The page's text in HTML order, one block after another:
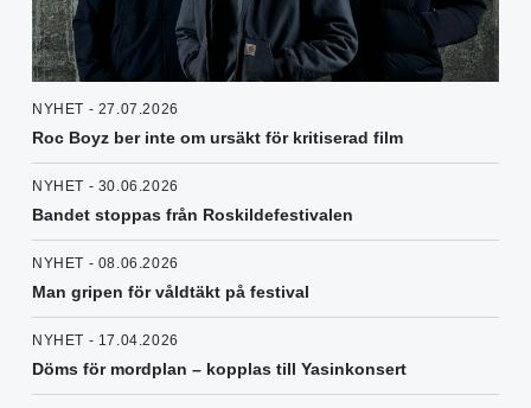
NYHET - 27.07.2026
Roc Boyz ber inte om ursäkt för kritiserad film
NYHET - 30.06.2026
Bandet stoppas från Roskildefestivalen
NYHET - 08.06.2026
Man gripen för våldtäkt på festival
NYHET - 17.04.2026
Döms för mordplan – kopplas till Yasinkonsert